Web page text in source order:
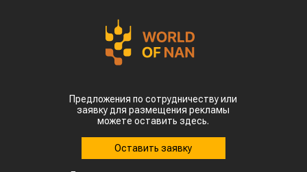
Предложения по сотрудничеству или
заявку для размещения рекламы
можете оставить здесь.
Оставить заявку